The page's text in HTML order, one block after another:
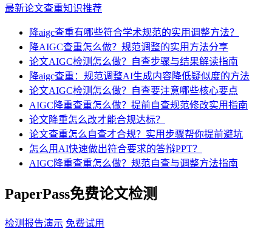
最新论文查重知识推荐
降aigc查重有哪些符合学术规范的实用调整方法？
降AIGC查重怎么做？规范调整的实用方法分享
论文AIGC检测怎么做？自查步骤与结果解读指南
降aigc查重：规范调整AI生成内容降低疑似度的方法
论文AIGC检测怎么做？自查要注意哪些核心要点
AIGC降重查重怎么做？提前自查规范修改实用指南
论文降重怎么改才能合规达标？
论文查重怎么自查才合规？实用步骤帮你提前避坑
怎么用AI快速做出符合要求的答辩PPT？
AIGC降重查重怎么做？规范自查与调整方法指南
PaperPass免费论文检测
检测报告演示 免费试用